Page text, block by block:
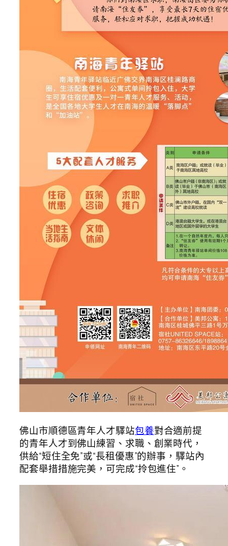
佛山市順德區青年人才驛站包養對合適前提
的青年人才到佛山練習、求職、創業時代，
供給“短住全免”或“長租優惠”的辦事，驛站內
配套舉措措施完美，可完成“拎包進住”。